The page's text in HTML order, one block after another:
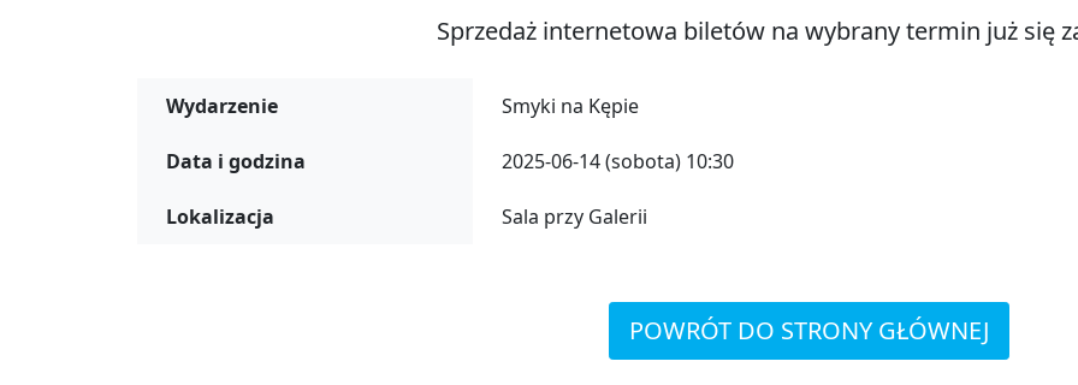
Sprzedaż internetowa biletów na wybrany termin już się
Wydarzenie Smyki na Kępie
Data i godzina 2025-06-14 (sobota) 10:30
Lokalizacja Sala przy Galerii
POWRÓT DO STRONY GŁÓWNEJ